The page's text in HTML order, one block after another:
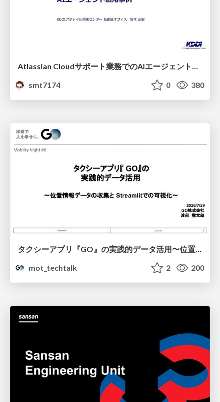
smt7174
0 380
タクシーアプリ『GO』の実践的データ活用〜位置情報データの収集とStreamlitでの可視化〜
mot_techtalk
2 200